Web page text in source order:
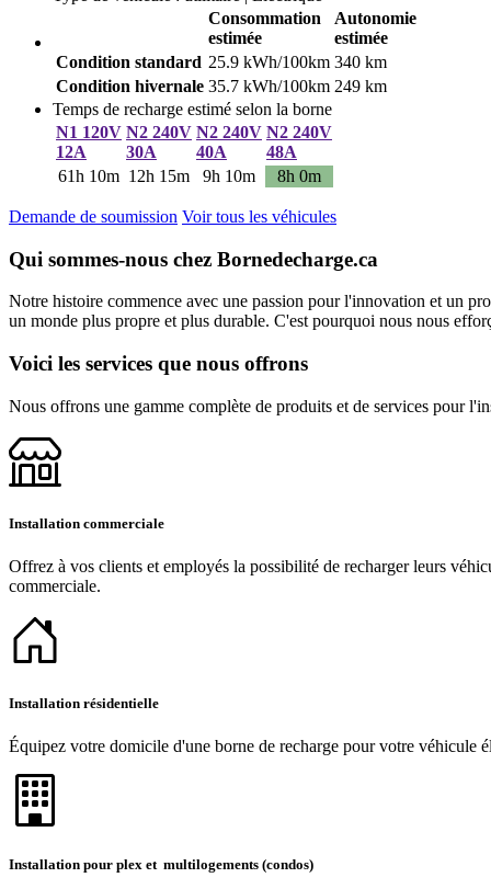
Consommation
estimée
Autonomie
estimée
Condition standard 25.9 kWh/100km 340 km
Condition hivernale 35.7 kWh/100km 249 km
Temps de recharge estimé selon la borne
N1 120V
12A
N2 240V
30A
N2 240V
40A
N2 240V
48A
61h 10m 12h 15m 9h 10m 8h 0m
Demande de soumission Voir tous les véhicules
Qui sommes-nous chez Bornedecharge.ca
Notre histoire commence avec une passion pour l'innovation et un
un monde plus propre et plus durable. C'est pourquoi nous nous
Voici les services que nous offrons
Nous offrons une gamme complète de produits et de services pour
Installation commerciale
Offrez à vos clients et employés la possibilité de recharger leurs
commerciale.
Installation résidentielle
Équipez votre domicile d'une borne de recharge pour votre véhicule
Installation pour plex et multilogements (condos)